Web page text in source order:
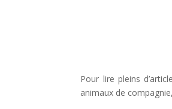
Pour lire pleins
animaux de